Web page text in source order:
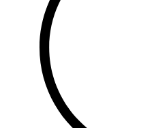
Балык бистәсе
104,9 FM
Баулы
107,5 FM